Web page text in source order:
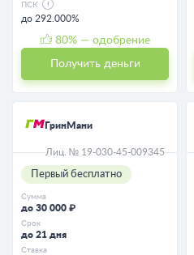
ПСК
до 292.000%
80% — одобрение
Получить деньги
ГринМани
Лиц. № 19-030-45-009345
Первый бесплатно
Сумма
до 30 000 ₽
Срок
до 21 дня
Ставка